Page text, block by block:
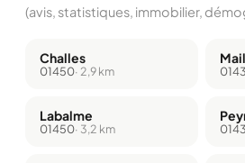
(avis, statistiques, immobilier,
Challes
01450· 2,9 km
Labalme
01450· 3,2 km